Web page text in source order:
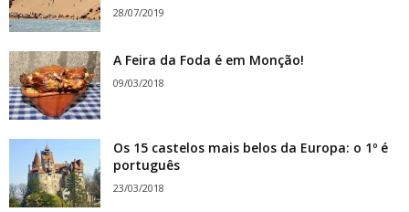
28/07/2019
A Feira da Foda é em Monção!
09/03/2018
Os 15 castelos mais belos da Europa: o 1º é
português
23/03/2018